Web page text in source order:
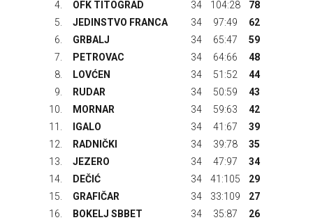
4.
OFK TITOGRAD 34 104:28
78
5.
JEDINSTVO FRANCA 34 97:49
62
6.
GRBALJ 34 65:47
59
7.
PETROVAC 34 64:66
48
8.
LOVĆEN 34 51:52
44
9.
RUDAR 34 50:59
43
10.
MORNAR 34 59:63
42
11.
IGALO 34 41:67
39
12.
RADNIČKI 34 39:78
35
13.
JEZERO 34 47:97
34
14.
DEČIĆ 34 41:105
29
15.
GRAFIČAR 34 33:109
27
16.
BOKELJ SBBET 34 35:87
26